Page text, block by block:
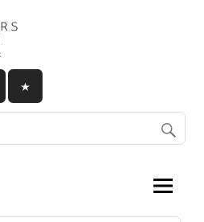
| Cosmetique